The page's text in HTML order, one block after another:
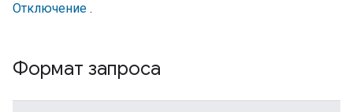
Отключение .
Формат запроса